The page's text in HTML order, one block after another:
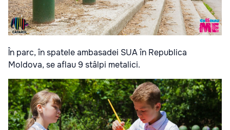
În parc, în spatele ambasadei SUA în Republica
Moldova, se aflau 9 stâlpi metalici.